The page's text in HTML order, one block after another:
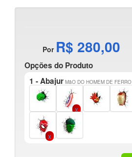
Por R$ 280,00
Opções do Produto
1 - Abajur MãO DO HOMEM DE FERRO